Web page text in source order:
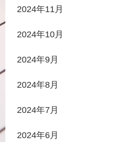
2024年11月
2024年10月
2024年9月
2024年8月
2024年7月
2024年6月